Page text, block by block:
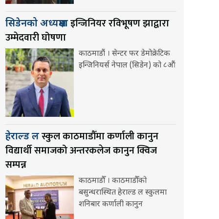
सिडेनको अध्यक्षमाइन्जिनियर रविभूषण झाद्वारा
उम्मेदवारी घोषणा
काठमाडौं । सेन्टर फर डेमोक्रेटिक
इन्जिनियर्स नेपाल (सिडेन) को ८औं
हेराल्ड लस्कुल काठमाडौँमा कर्णाली कानुन
विद्यार्थी समाजको अन्तरकलेज कानुन क्विज
सम्पन्न
काठमाडौँ । काठमाडौँको
बसुन्धरास्थित हेराल्ड ल स्कुलमा
शनिबार कर्णाली कानुन